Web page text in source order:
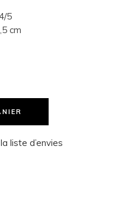
5
cm
liste d’envies